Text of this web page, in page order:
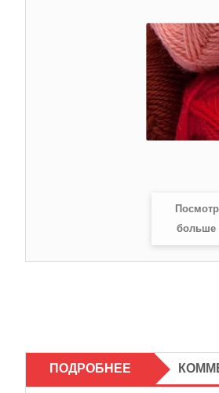
больше
ПОДРОБНЕЕ